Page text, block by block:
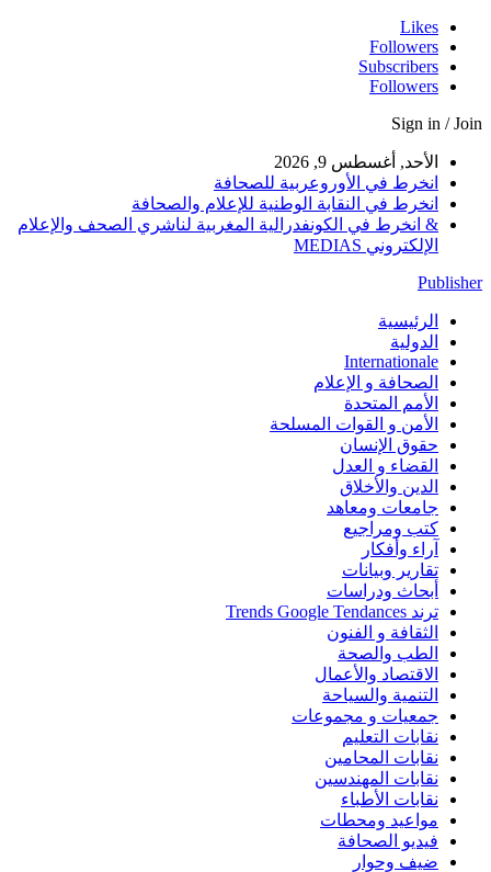
Likes
Followers
Subscribers
Followers
Sign in / Join
الأحد, أغسطس 9, 2026
انخرط في الأوروعربية للصحافة
انخرط في النقابة الوطنية للإعلام والصحافة
& انخرط في الكونفدرالية المغربية لناشري الصحف والإعلام
الإلكتروني MEDIAS
Publisher
الرئيسية
الدولية
Internationale
الصحافة و الإعلام
الأمم المتحدة
الأمن و القوات المسلحة
حقوق الإنسان
القضاء و العدل
الدين والأخلاق
جامعات ومعاهد
كتب ومراجيع
آراء وأفكار
تقارير وبيانات
أبحاث ودراسات
ترند Trends Google Tendances
الثقافة و الفنون
الطب والصحة
الاقتصاد والأعمال
التنمية والسياحة
جمعيات و مجموعات
نقابات التعليم
نقابات المحامين
نقابات المهندسين
نقابات الأطباء
مواعيد ومحطات
فيديو الصحافة
ضيف وحوار